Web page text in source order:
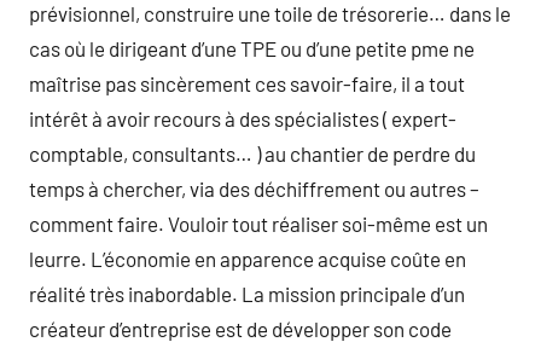
prévisionnel, construire une toile de trésorerie… dans le
cas où le dirigeant d’une TPE ou d’une petite pme ne
maîtrise pas sincèrement ces savoir-faire, il a tout
intérêt à avoir recours à des spécialistes ( expert-
comptable, consultants… ) au chantier de perdre du
temps à chercher, via des déchiffrement ou autres –
comment faire. Vouloir tout réaliser soi-même est un
leurre. L’économie en apparence acquise coûte en
réalité très inabordable. La mission principale d’un
créateur d’entreprise est de développer son code